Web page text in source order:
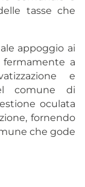
tasse che
appoggio ai
a
e
comune di
oculata
fornendo
che gode